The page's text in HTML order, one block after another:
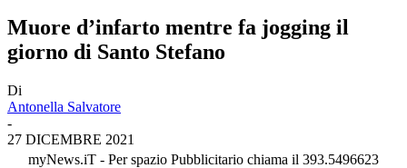
Muore d’infarto mentre fa jogging il
giorno di Santo Stefano
Di
Antonella Salvatore
-
27 DICEMBRE 2021
myNews.iT - Per spazio Pubblicitario chiama il 393.5496623